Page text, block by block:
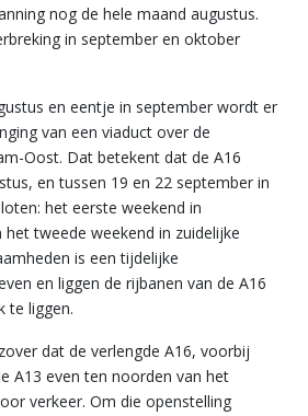
nog de hele maand augustus.
in september en oktober
en eentje in september wordt er
van een viaduct over de
Oost. Dat betekent dat de A16
en tussen 19 en 22 september in
het eerste weekend in
tweede weekend in zuidelijke
is een tijdelijke
en liggen de rijbanen van de A16
te liggen.
dat de verlengde A16, voorbij
A13 even ten noorden van het
verkeer. Om die openstelling